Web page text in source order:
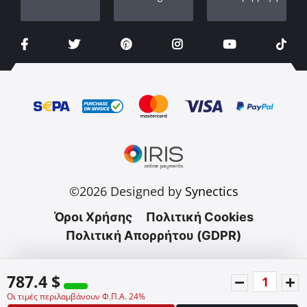
787.4 $
Οι τιμές περιλαμβάνουν Φ.Π.Α. 24%
©2026 Designed by Synectics
Όροι Χρήσης
Πολιτική Cookies
Πολιτική Απορρήτου (GDPR)